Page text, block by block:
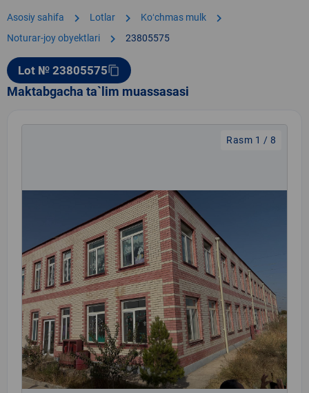
Asosiy sahifa chevron_right Lotlar chevron_right Koʻchmas mulk chevron_right
Noturar-joy obyektlari chevron_right 23805575
Lot № 23805575content_copy
Maktabgacha ta`lim muassasasi
Rasm 1 / 8